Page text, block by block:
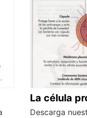
La célula
Descarga